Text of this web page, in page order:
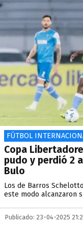
FÚTBOL
Copa
pudo y perdió 2
Bulo
Los de Barros
este modo alcanzaron
Publicado: 23-04-2025